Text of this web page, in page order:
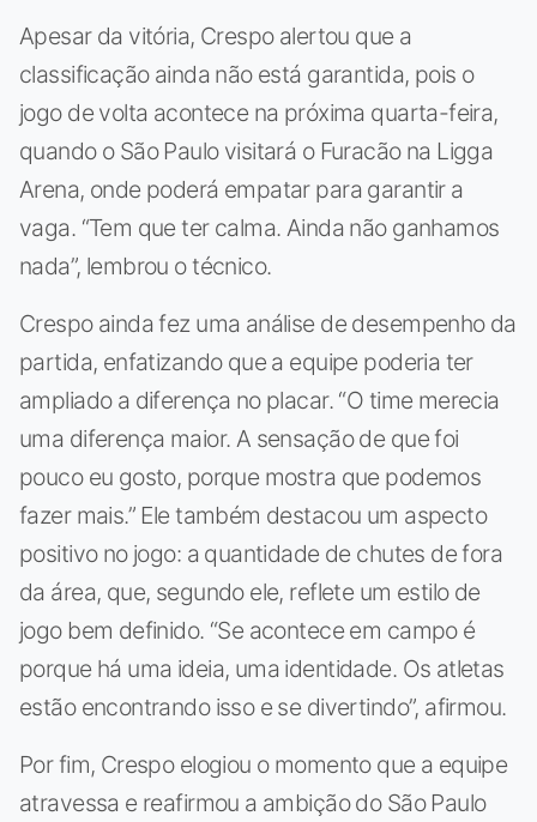
Apesar da vitória, Crespo alertou que a
classificação ainda não está garantida, pois o
jogo de volta acontece na próxima quarta-feira,
quando o São Paulo visitará o Furacão na Ligga
Arena, onde poderá empatar para garantir a
vaga. “Tem que ter calma. Ainda não ganhamos
nada”, lembrou o técnico.
Crespo ainda fez uma análise de desempenho da
partida, enfatizando que a equipe poderia ter
ampliado a diferença no placar. “O time merecia
uma diferença maior. A sensação de que foi
pouco eu gosto, porque mostra que podemos
fazer mais.” Ele também destacou um aspecto
positivo no jogo: a quantidade de chutes de fora
da área, que, segundo ele, reflete um estilo de
jogo bem definido. “Se acontece em campo é
porque há uma ideia, uma identidade. Os atletas
estão encontrando isso e se divertindo”, afirmou.
Por fim, Crespo elogiou o momento que a equipe
atravessa e reafirmou a ambição do São Paulo